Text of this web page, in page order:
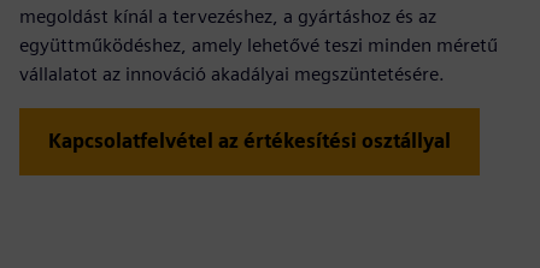
megoldást kínál a tervezéshez, a gyártáshoz és az
együttműködéshez, amely lehetővé teszi minden méretű
vállalatot az innováció akadályai megszüntetésére.
Kapcsolatfelvétel az értékesítési osztállyal